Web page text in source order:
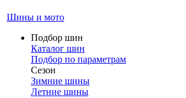
Шины и мото
Подбор шин
Каталог шин
Подбор по параметрам
Сезон
Зимние шины
Летние шины